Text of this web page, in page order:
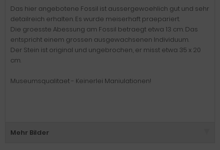
Das hier angebotene Fossil ist aussergewoehlich gut und sehr
detailreich erhalten. Es wurde meiserhaft praepariert.
Die groesste Abessung am Fossil betraegt etwa 13 cm. Das
entspricht einem grossen ausgewachsenen Individuum.
Der Stein ist original und ungebrochen, er misst etwa 35 x 20
cm.
Museumsqualitaet - Keinerlei Maniulationen!
Mehr Bilder